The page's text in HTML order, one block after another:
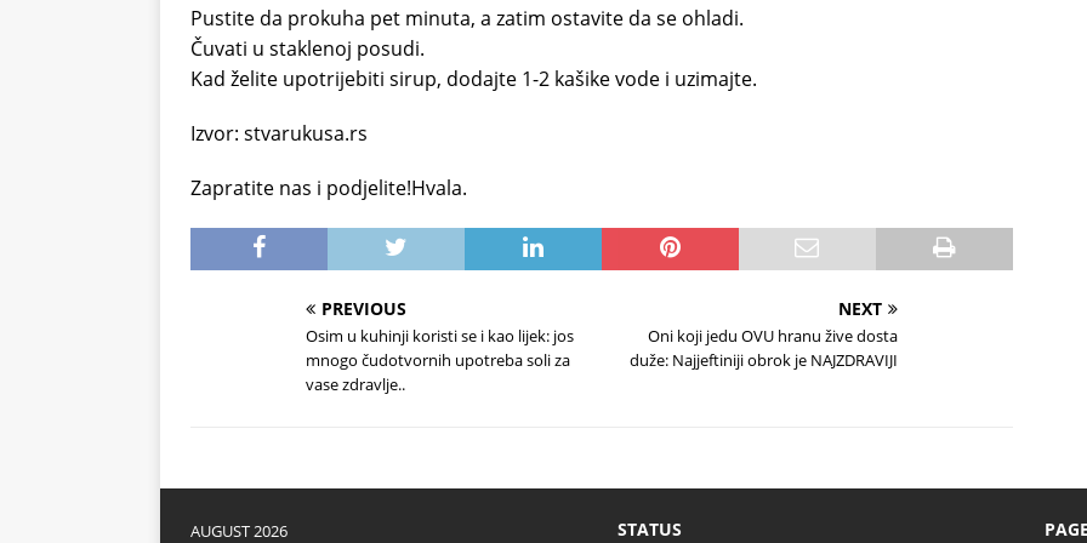
Pustite da prokuha pet minuta, a zatim ostavite da se ohladi.
Čuvati u staklenoj posudi.
Kad želite upotrijebiti sirup, dodajte 1-2 kašike vode i uzimajte.
Izvor: stvarukusa.rs
Zapratite nas i podjelite!Hvala.
PREVIOUS
Osim u kuhinji koristi se i kao lijek: jos
mnogo čudotvornih upotreba soli za
vase zdravlje..
NEXT
Oni koji jedu OVU hranu žive dosta
duže: Najjeftiniji obrok je NAJZDRAVIJI
AUGUST 2026 STATUS